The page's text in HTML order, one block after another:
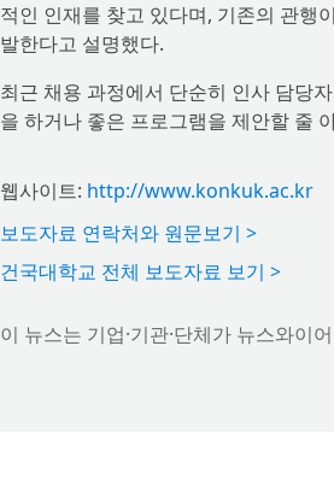
적인 인재를 찾고 있다며, 기존의 관행
발한다고 설명했다.
최근 채용 과정에서 단순히 인사 담당
을 하거나 좋은 프로그램을 제안할 줄
웹사이트: http://www.konkuk.ac.kr
보도자료 연락처와 원문보기 >
건국대학교 전체 보도자료 보기 >
이 뉴스는 기업·기관·단체가 뉴스와이